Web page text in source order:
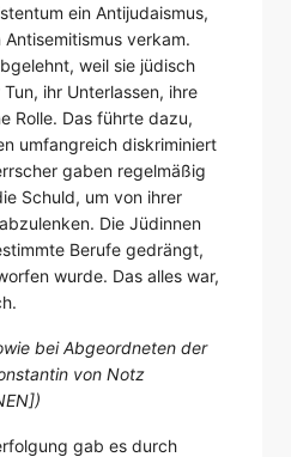
ein Antijudaismus,
verkam.
weil sie jüdisch
ihr Unterlassen, ihre
Rolle. Das führte dazu,
umfangreich diskriminiert
gaben regelmäßig
Schuld, um von ihrer
Die Jüdinnen
Berufe gedrängt,
wurde. Das alles war,
bei Abgeordneten der
von Notz
gab es durch